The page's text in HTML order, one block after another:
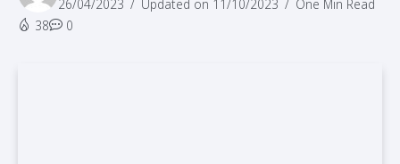
26/04/2023
Updated on 11/10/2023
One Min Read
38
0